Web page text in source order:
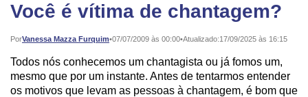
Você é vítima de chantagem?
PorVanessa Mazza Furquim•
Publicado: 07/07/2009 às 00:00•Atualizado:17/09/2025 às 16:15
Todos nós conhecemos um chantagista ou já fomos um,
mesmo que por um instante. Antes de tentarmos entender
os motivos que levam as pessoas à chantagem, é bom que